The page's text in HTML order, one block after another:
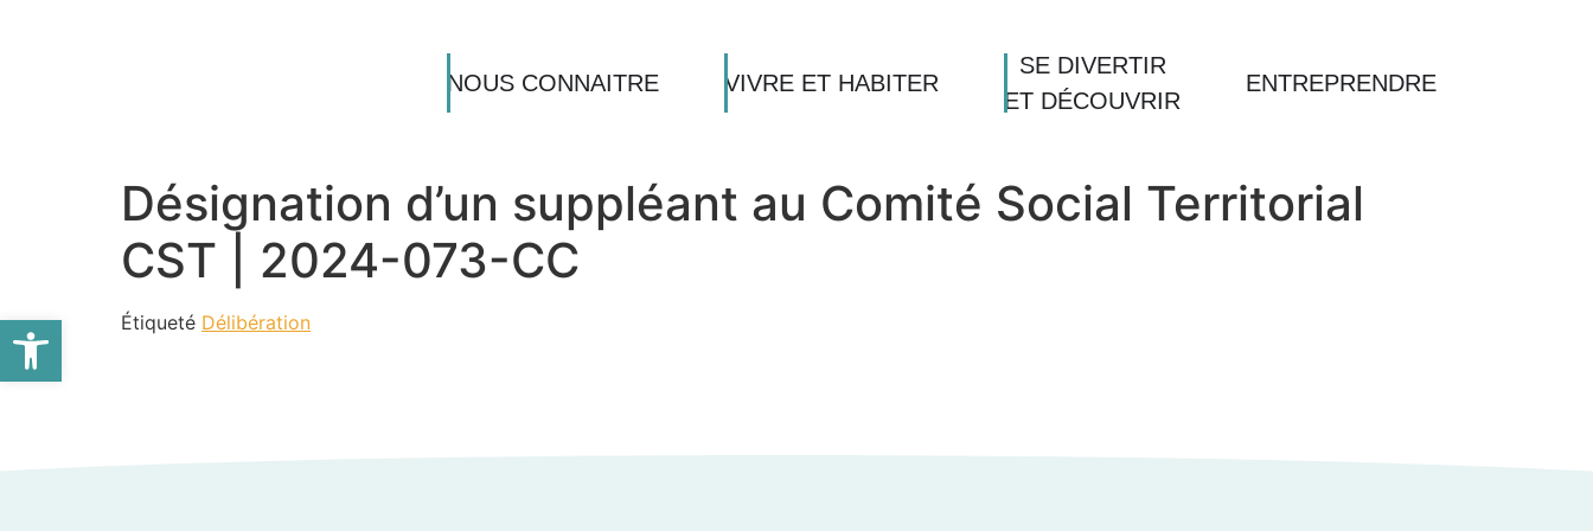
Ouvrir la barre d’outils
NOUS CONNAITRE VIVRE ET HABITER
SE DIVERTIR
ET DÉCOUVRIR
ENTREPRENDRE
Désignation d’un suppléant au Comité Social Territorial
CST | 2024-073-CC
Étiqueté Délibération